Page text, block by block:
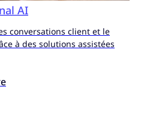
AI
conversations client et le
à des solutions assistées